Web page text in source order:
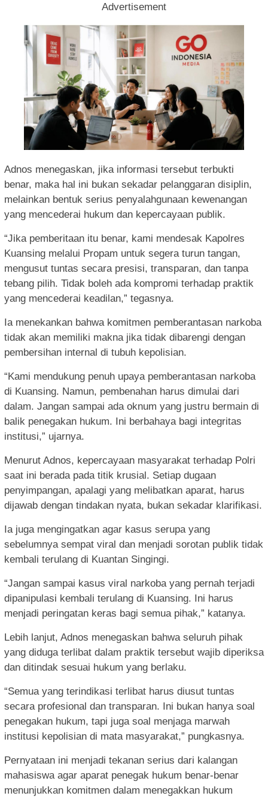
Advertisement
Adnos menegaskan, jika informasi tersebut terbukti
benar, maka hal ini bukan sekadar pelanggaran disiplin,
melainkan bentuk serius penyalahgunaan kewenangan
yang mencederai hukum dan kepercayaan publik.
“Jika pemberitaan itu benar, kami mendesak Kapolres
Kuansing melalui Propam untuk segera turun tangan,
mengusut tuntas secara presisi, transparan, dan tanpa
tebang pilih. Tidak boleh ada kompromi terhadap praktik
yang mencederai keadilan,” tegasnya.
Ia menekankan bahwa komitmen pemberantasan narkoba
tidak akan memiliki makna jika tidak dibarengi dengan
pembersihan internal di tubuh kepolisian.
“Kami mendukung penuh upaya pemberantasan narkoba
di Kuansing. Namun, pembenahan harus dimulai dari
dalam. Jangan sampai ada oknum yang justru bermain di
balik penegakan hukum. Ini berbahaya bagi integritas
institusi,” ujarnya.
Menurut Adnos, kepercayaan masyarakat terhadap Polri
saat ini berada pada titik krusial. Setiap dugaan
penyimpangan, apalagi yang melibatkan aparat, harus
dijawab dengan tindakan nyata, bukan sekadar klarifikasi.
Ia juga mengingatkan agar kasus serupa yang
sebelumnya sempat viral dan menjadi sorotan publik tidak
kembali terulang di Kuantan Singingi.
“Jangan sampai kasus viral narkoba yang pernah terjadi
dipanipulasi kembali terulang di Kuansing. Ini harus
menjadi peringatan keras bagi semua pihak,” katanya.
Lebih lanjut, Adnos menegaskan bahwa seluruh pihak
yang diduga terlibat dalam praktik tersebut wajib diperiksa
dan ditindak sesuai hukum yang berlaku.
“Semua yang terindikasi terlibat harus diusut tuntas
secara profesional dan transparan. Ini bukan hanya soal
penegakan hukum, tapi juga soal menjaga marwah
institusi kepolisian di mata masyarakat,” pungkasnya.
Pernyataan ini menjadi tekanan serius dari kalangan
mahasiswa agar aparat penegak hukum benar-benar
menunjukkan komitmen dalam menegakkan hukum